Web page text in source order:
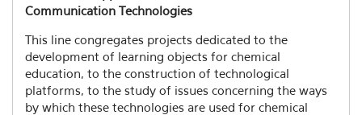
Communication Technologies
This line congregates projects dedicated to the
development of learning objects for chemical
education, to the construction of technological
platforms, to the study of issues concerning the ways
by which these technologies are used for chemical